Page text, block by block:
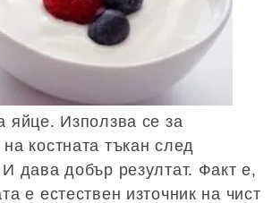
яйце. Използва се за
костната тъкан след
дава добър резултат. Факт е,
е естествен източник на чист